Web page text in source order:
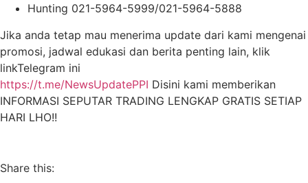
Hunting 021-5964-5999/021-5964-5888
Jika anda tetap mau menerima update dari kami mengenai
promosi, jadwal edukasi dan berita penting lain, klik
linkTelegram ini
https://t.me/NewsUpdatePPI Disini kami memberikan
INFORMASI SEPUTAR TRADING LENGKAP GRATIS SETIAP
HARI LHO!!
Share this: